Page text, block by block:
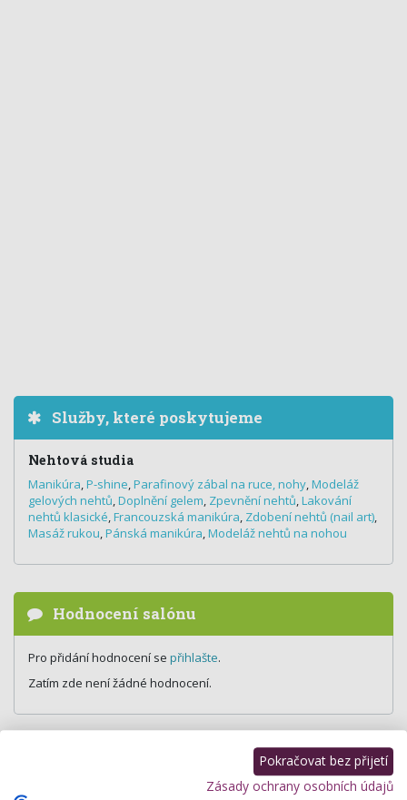
Služby, které poskytujeme
Nehtová studia
Manikúra,P-shine,Parafinový zábal na ruce, nohy,Modeláž
gelových nehtů,Doplnění gelem, Zpevnění nehtů,Lakování
nehtů klasické,Francouzská manikúra, Zdobení nehtů (nail art),
Masáž rukou,Pánská manikúra,Modeláž nehtů na nohou
Hodnocení salónu
Pro přidání hodnocení se přihlašte.
Zatím zde není žádné hodnocení.
Pokračovat bez přijetí
Zásady ochrany osobních údajů